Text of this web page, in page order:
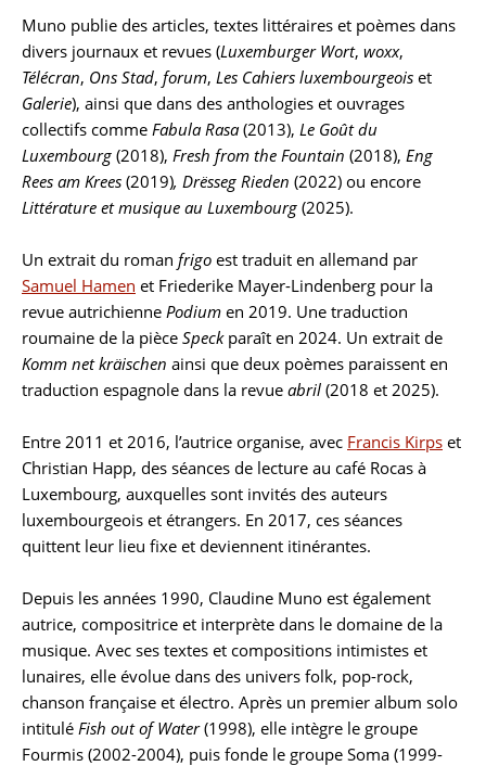
Muno publie des articles, textes littéraires et poèmes dans
divers journaux et revues (Luxemburger Wort, woxx,
Télécran, Ons Stad, forum, Les Cahiers luxembourgeois et
Galerie), ainsi que dans des anthologies et ouvrages
collectifs comme Fabula Rasa(2013), Le Goût du
Luxembourg (2018), Fresh from the Fountain (2018), Eng
Rees am Krees (2019), Drësseg Rieden (2022) ou encore
Littérature et musique au Luxembourg (2025).
Un extrait du roman frigo est traduit en allemand par
Samuel Hamen et Friederike Mayer-Lindenberg pour la
revue autrichienne Podium en 2019. Une traduction
roumaine de la pièce Speck paraît en 2024. Un extrait de
Komm net kräischen ainsi que deux poèmes paraissent en
traduction espagnole dans la revue abril (2018 et 2025).
Entre 2011 et 2016, l’autrice organise, avec Francis Kirps et
Christian Happ, des séances de lecture au café Rocas à
Luxembourg, auxquelles sont invités des auteurs
luxembourgeois et étrangers. En 2017, ces séances
quittent leur lieu fixe et deviennent itinérantes.
Depuis les années 1990, Claudine Muno est également
autrice, compositrice et interprète dans le domaine de la
musique. Avec ses textes et compositions intimistes et
lunaires, elle évolue dans des univers folk, pop-rock,
chanson française et électro. Après un premier album solo
intitulé Fish out of Water(1998), elle intègre le groupe
Fourmis (2002-2004), puis fonde le groupe Soma (1999-